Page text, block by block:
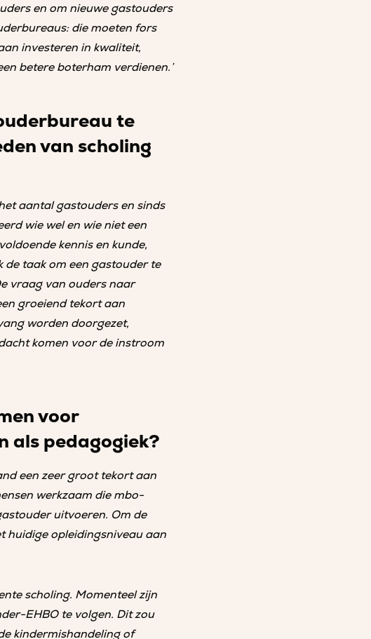
en om nieuwe gastouders
die moeten fors
investeren in kwaliteit,
betere boterham verdienen.’
te
van scholing
aantal gastouders en sinds
wie wel en wie niet een
kennis en kunde,
de taak om een gastouder te
vraag van ouders naar
groeiend tekort aan
worden doorgezet,
komen voor de instroom
voor
als pedagogiek?
een zeer groot tekort aan
werkzaam die mbo-
uitvoeren. Om de
huidige opleidingsniveau aan
scholing. Momenteel zijn
EHBO te volgen. Dit zou
kindermishandeling of